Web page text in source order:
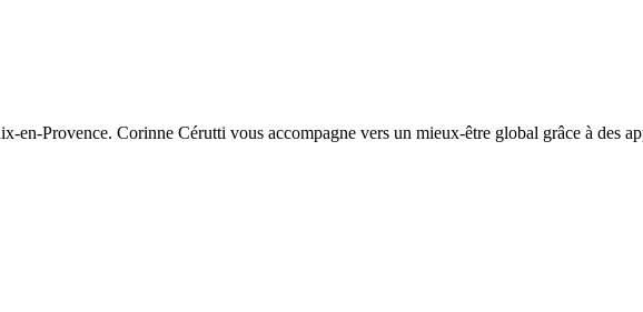
en-Provence. Corinne Cérutti vous accompagne vers un mieux-être global grâce à des